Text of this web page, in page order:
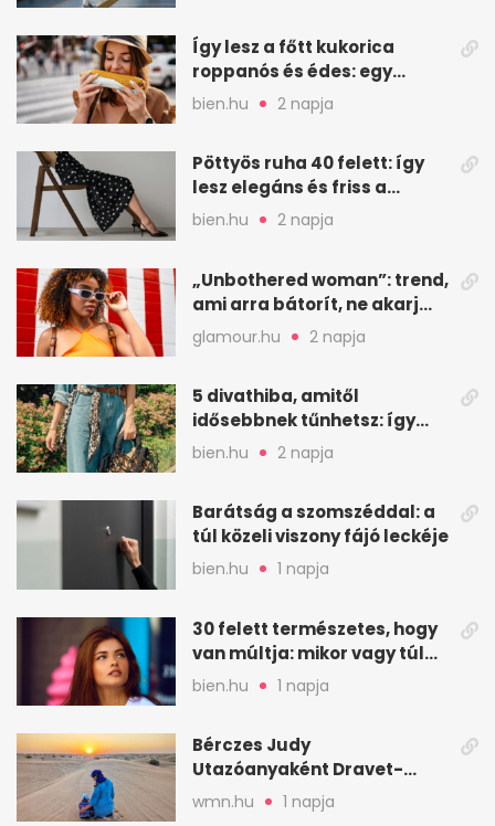
Így lesz a főtt kukorica
roppanós és édes: egy
zöldséges trükkje
bien.hu 2 napja
Pöttyös ruha 40 felett: így
lesz elegáns és friss a
kedvenc minta
bien.hu 2 napja
„Unbothered woman”: trend,
ami arra bátorít, ne akarj
mindenkinek megfelelni
glamour.hu 2 napja
5 divathiba, amitől
idősebbnek tűnhetsz: így
frissíts a megjelenéseden
bien.hu 2 napja
Barátság a szomszéddal: a
túl közeli viszony fájó leckéje
bien.hu 1 napja
30 felett természetes, hogy
van múltja: mikor vagy túl
válogatós?
bien.hu 1 napja
Bérczes Judy
Utazóanyaként Dravet-
szindrómás kislányával is
wmn.hu 1 napja